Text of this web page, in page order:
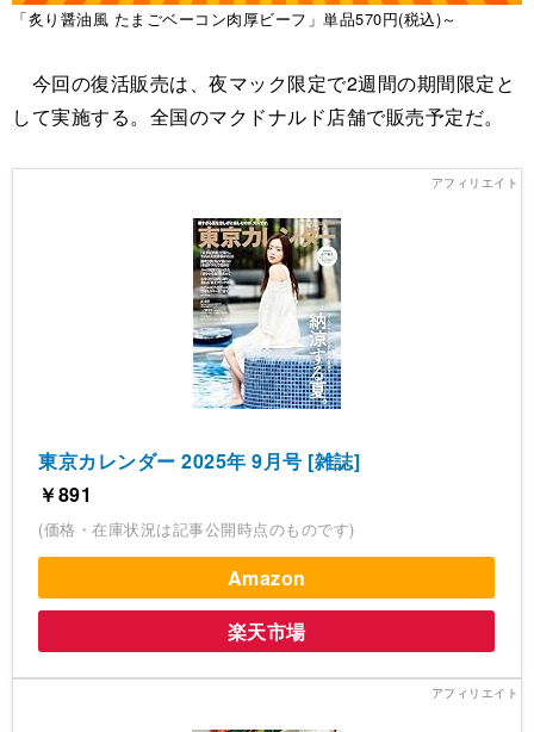
「炙り醤油風 たまごベーコン肉厚ビーフ」単品570円(税込)～
今回の復活販売は、夜マック限定で2週間の期間限定と
して実施する。全国のマクドナルド店舗で販売予定だ。
東京カレンダー 2025年 9月号 [雑誌]
￥891
(価格・在庫状況は記事公開時点のものです)
Amazon
楽天市場